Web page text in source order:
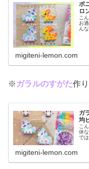
ポ
ロ
こ
お
ん
migiteni-lemon.com
※ ガラルのすがた作
ガ
均
こ
休
で
migiteni-lemon.com